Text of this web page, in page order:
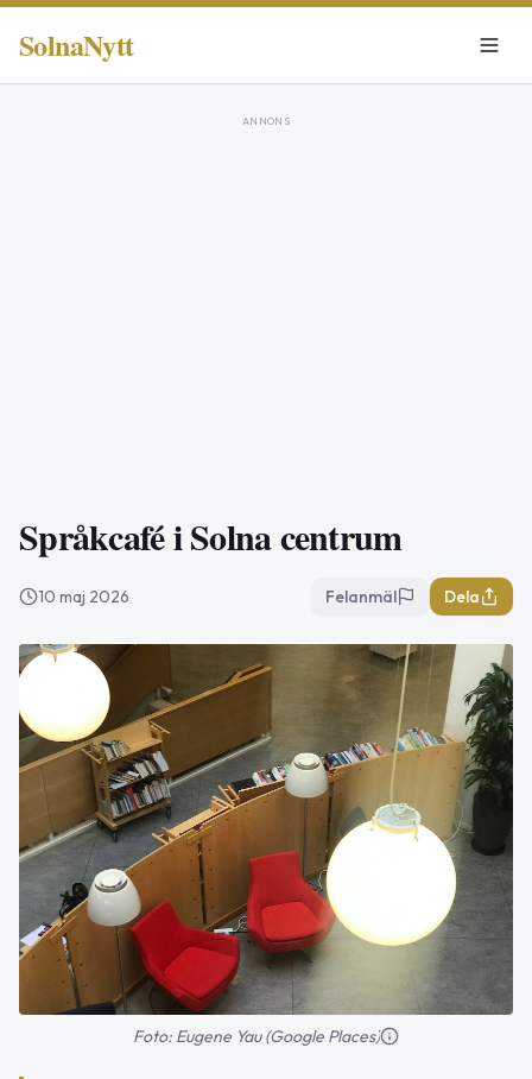
SolnaNytt
ANNONS
Språkcafé i Solna centrum
10 maj 2026 Felanmäl Dela
Foto: Eugene Yau (Google Places)